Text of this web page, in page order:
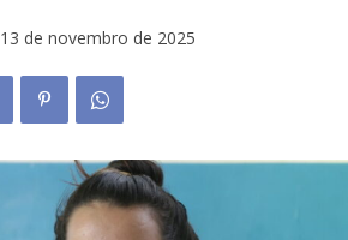
13 de novembro de 2025